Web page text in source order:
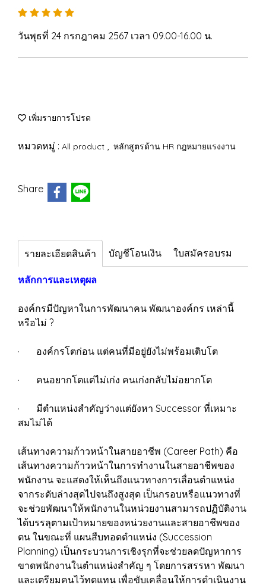
วันพุธที่ 24 กรกฎาคม 2567 เวลา 09.00-16.00 น.
เพิ่มรายการโปรด
หมวดหมู่ : All product , หลักสูตรด้าน HR กฎหมายแรงงาน
Share
รายละเอียดสินค้า บัญชีโอนเงิน ใบสมัครอบรม
หลักการและเหตุผล
องค์กรมีปัญหาในการพัฒนาคน พัฒนาองค์กร เหล่านี้
หรือไม่ ?
· องค์กรโตก่อน แต่คนที่มีอยู่ยังไม่พร้อมเติบโต
· คนอยากโตแต่ไม่เก่ง คนเก่งกลับไม่อยากโต
· มีตำแหน่งสำคัญว่างแต่ยังหา Successor ที่เหมาะ
สมไม่ได้
เส้นทางความก้าวหน้าในสายอาชีพ (Career Path) คือ
เส้นทางความก้าวหน้าในการทำงานในสายอาชีพของ
พนักงาน จะแสดงให้เห็นถึงแนวทางการเลื่อนตำแหน่ง
จากระดับล่างสุดไปจนถึงสูงสุด เป็นกรอบหรือแนวทางที่
จะช่วยพัฒนาให้พนักงานในหน่วยงานสามารถปฏิบัติงาน
ได้บรรลุตามเป้าหมายของหน่วยงานและสายอาชีพของ
ตน ในขณะที่ แผนสืบทอดตำแหน่ง (Succession
Planning) เป็นกระบวนการเชิงรุกที่จะช่วยลดปัญหาการ
ขาดพนักงานในตำแหน่งสำคัญ ๆ โดยการสรรหา พัฒนา
และเตรียมคนไว้ทดแทน เพื่อขับเคลื่อนให้การดำเนินงาน